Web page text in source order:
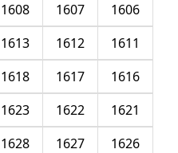
1606
1607
1608
1611
1612
1613
1616
1617
1618
1621
1622
1623
1626
1627
1628